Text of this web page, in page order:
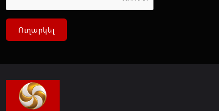
Ուղարկել